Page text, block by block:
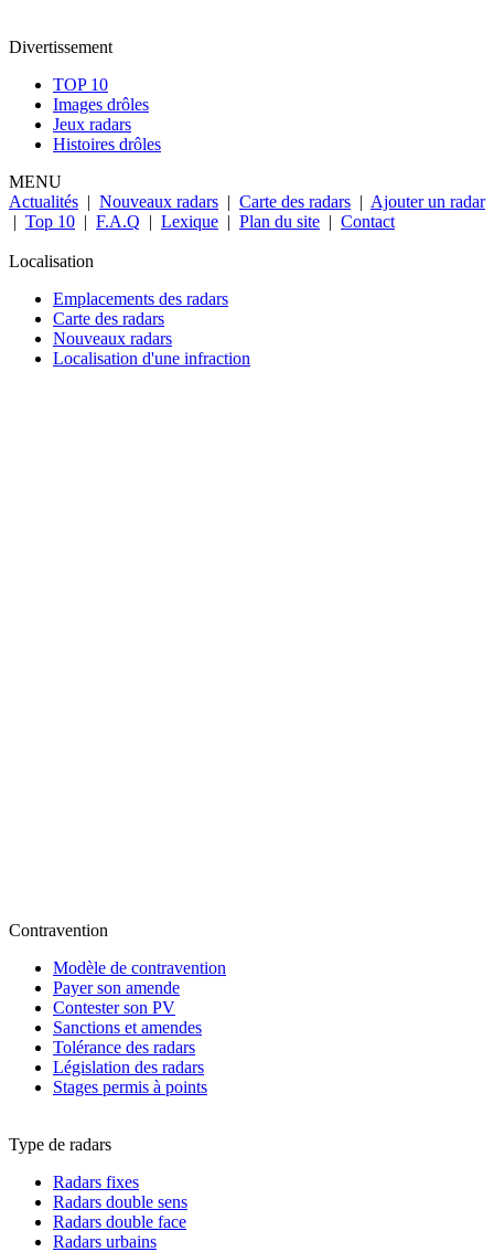
Divertissement
TOP 10
Images drôles
Jeux radars
Histoires drôles
MENU
Actualités | Nouveaux radars | Carte des radars | Ajouter un radar
| Top 10 | F.A.Q | Lexique | Plan du site | Contact
Localisation
Emplacements des radars
Carte des radars
Nouveaux radars
Localisation d'une infraction
Contravention
Modèle de contravention
Payer son amende
Contester son PV
Sanctions et amendes
Tolérance des radars
Législation des radars
Stages permis à points
Type de radars
Radars fixes
Radars double sens
Radars double face
Radars urbains